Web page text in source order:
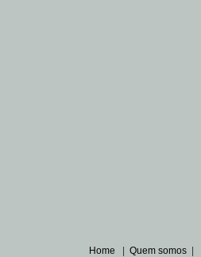
Home Quem somos